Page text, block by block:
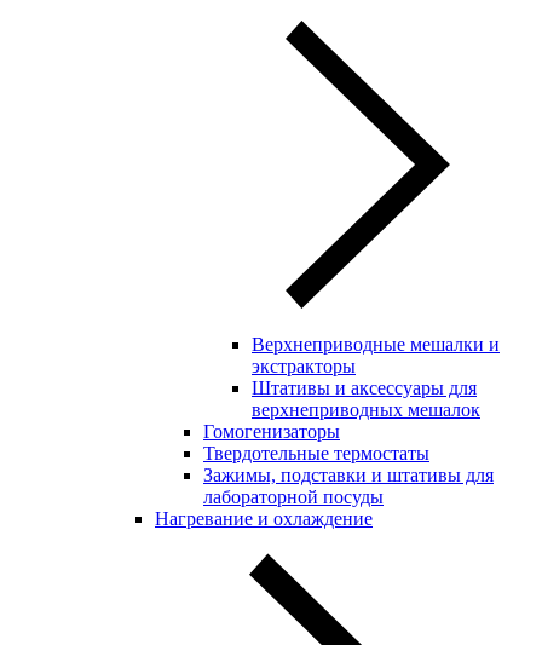
Верхнеприводные мешалки и
экстракторы
Штативы и аксессуары для
верхнеприводных мешалок
Гомогенизаторы
Твердотельные термостаты
Зажимы, подставки и штативы для
лабораторной посуды
Нагревание и охлаждение